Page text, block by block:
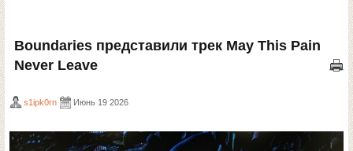
Boundaries представили трек May This Pain
Never Leave
s1ipk0rn Июнь 19 2026